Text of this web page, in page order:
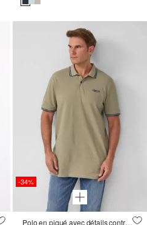
-34%
Polo en piqué avec détails contrastés et logo